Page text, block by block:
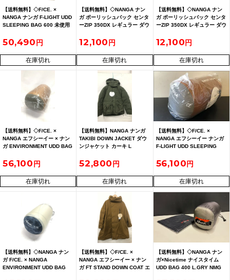
【送料無料】◇F/CE. ×
NANGA ナンガ F-LIGHT UDD
SLEEPING BAG 600 未使用
50,490
在庫切れ
【送料無料】◇NANGA ナン
ガ ポーリッシュバック センタ
ーZIP 350DX レギュラー ダウ
12,100
在庫切れ
【送料無料】◇NANGA ナン
ガ ポーリッシュバック センタ
ーZIP 350DX レギュラー ダウ
12,100
在庫切れ
【送料無料】◇F/CE. ×
NANGA エフシーイー × ナン
ガ ENVIRONMENT UDD BAG
56,100
在庫切れ
【送料無料】NANGA ナンガ
TAKIBI DOWN JACKET ダウ
ンジャケット カーキ L
52,800
在庫切れ
【送料無料】◇F/CE. ×
NANGA エフシーイー ナンガ
F-LIGHT UDD SLEEPING
56,100
在庫切れ
【送料無料】◇NANGA ナン
ガ F/CE. × NANGA
ENVIRONMENT UDD BAG
【送料無料】◇F/CE. ×
NANGA エフシーイー × ナン
ガ FT STAND DOWN COAT エ
【送料無料】◇NANGA ナン
ガ×Nicetime ナイスタイム
UDD BAG 400 L.GRY NMG